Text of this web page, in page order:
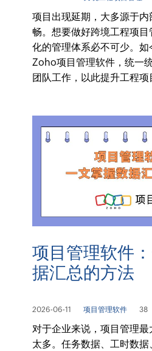
项目出现延期，大多源于
畅。想要做好跨境工程项
化的管理体系必不可少。
Zoho项目管理软件，统一
团队工作，以此提升工程项
项目管理软件
据汇总的方法
2026-06-11 项目管理软件 38
对于企业来说，项目管理
太多。任务数据、工时数